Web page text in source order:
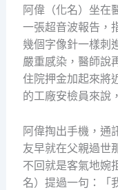
阿偉（化名）坐在
一張超音波報告，
幾個字像針一樣刺
嚴重感染，醫師說
住院押金加起來將
的工廠安檢員來說
阿偉掏出手機，
友早就在父親過世
不回就是客氣地婉
名）提過一句：「